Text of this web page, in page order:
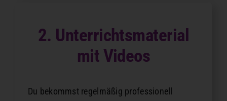
2. Unterrichtsmaterial
mit Videos
Du bekommst regelmäßig professionell